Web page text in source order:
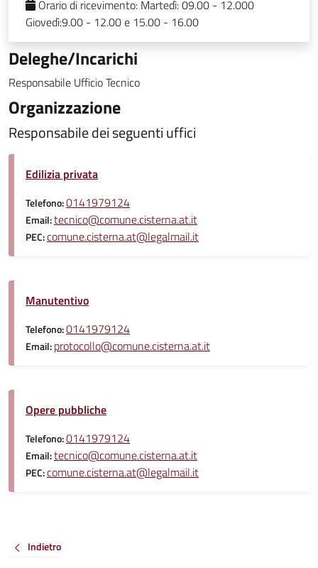
Orario di ricevimento: Martedì: 09.00 - 12.000
Giovedì:9.00 - 12.00 e 15.00 - 16.00
Deleghe/Incarichi
Responsabile Ufficio Tecnico
Organizzazione
Responsabile dei seguenti uffici
Edilizia privata
Telefono:0141979124
Email:tecnico@comune.cisterna.at.it
PEC:comune.cisterna.at@legalmail.it
Manutentivo
Telefono:0141979124
Email:protocollo@comune.cisterna.at.it
Opere pubbliche
Telefono:0141979124
Email:tecnico@comune.cisterna.at.it
PEC:comune.cisterna.at@legalmail.it
Indietro